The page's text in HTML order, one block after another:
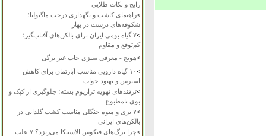
رایج و نکات طلایی
>راهنمای کاشت و نگهداری درخت ماگنولیا؛
شکوفه‌های درشت در بهار
>
۷ گیاه بومی ایران برای بالکن‌های آفتاب‌گیر؛
کم‌توقع و مقاوم
>هویج - معرفی سبزی جات غیر برگی
>
۱۰ گیاه دارویی مناسب آپارتمان برای کاهش
استرس و بهبود خواب
>ترفندهای تهویه تراریوم بسته؛ جلوگیری از کپک و
بوی نامطبوع
>
۷ بری و میوه جنگلی مناسب کشت گلدانی در
بالکن‌های ایرانی
>
چرا برگ‌های فیکوس الاستیکا می‌ریزد؟ ۷ علت